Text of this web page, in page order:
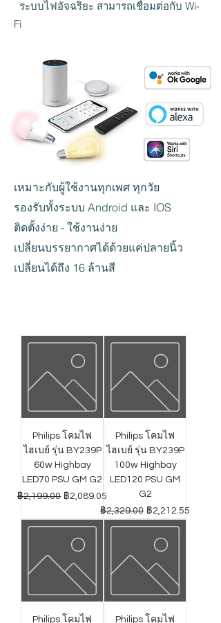
ระบบไฟอัจฉริยะ สามารถเชื่อมต่อกับ Wi-
Fi
เหมาะกับผู้ใช้งานทุกเพศ ทุกวัย
รองรับทั้งระบบ Android และ IOS
ติดตั้งง่าย - ใช้งานง่าย
เปลี่ยนบรรยากาศได้ด้วยแค่ปลายนิ้ว
เปลี่ยนได้ถึง 16 ล้านสี
Philips โคมไฟ
ไฮเบย์ รุ่น BY239P
60w Highbay
LED70 PSU GM G2
ราคาปกติ
฿2,199.00 ราคาขายลด
฿2,089.05
Philips โคมไฟ
ไฮเบย์ รุ่น BY239P
100w Highbay
LED120 PSU GM
G2
ราคาปกติ
฿2,329.00 ราคาขายลด
฿2,212.55
Philips โคมไฟ
Philips โคมไฟ